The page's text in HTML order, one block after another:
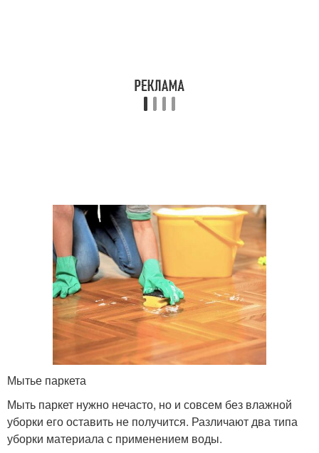
Мытье паркета
Мыть паркет нужно нечасто, но и совсем без влажной
уборки его оставить не получится. Различают два типа
уборки материала с применением воды.